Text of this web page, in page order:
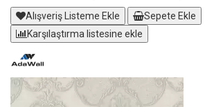
Alışveriş Listeme Ekle
Sepete Ekle
Karşılaştırma listesine ekle